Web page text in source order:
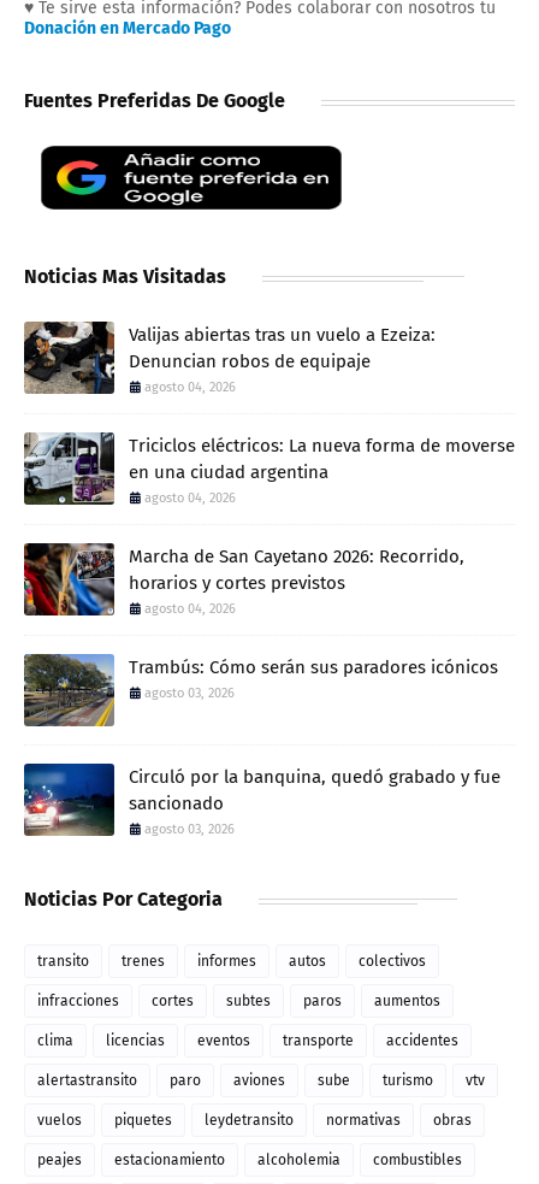
♥ Te sirve esta información? Podes colaborar con nosotros tu
Donación en Mercado Pago
Fuentes Preferidas De Google
Noticias Mas Visitadas
Valijas abiertas tras un vuelo a Ezeiza:
Denuncian robos de equipaje
agosto 04, 2026
Triciclos eléctricos: La nueva forma de moverse
en una ciudad argentina
agosto 04, 2026
Marcha de San Cayetano 2026: Recorrido,
horarios y cortes previstos
agosto 04, 2026
Trambús: Cómo serán sus paradores icónicos
agosto 03, 2026
Circuló por la banquina, quedó grabado y fue
sancionado
agosto 03, 2026
Noticias Por Categoria
transito trenes informes autos colectivos
infracciones cortes subtes paros aumentos
clima licencias eventos transporte accidentes
alertastransito paro aviones sube turismo vtv
vuelos piquetes leydetransito normativas obras
peajes estacionamiento alcoholemia combustibles